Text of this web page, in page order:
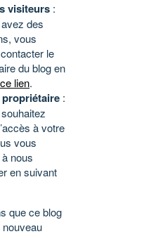
visiteurs :
des
vous
le
du blog en
ce lien.
:
à votre
vous
nous
en suivant
que ce blog